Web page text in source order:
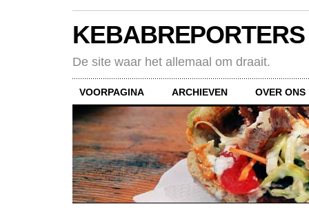
KEBABREPORTERS
De site waar het allemaal om draait.
VOORPAGINA ARCHIEVEN OVER ONS